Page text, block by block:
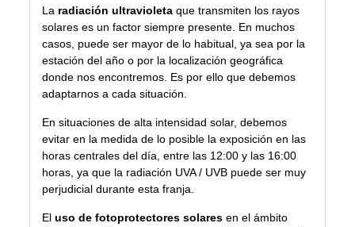
La radiación ultravioleta que transmiten los rayos
solares es un factor siempre presente. En muchos
casos, puede ser mayor de lo habitual, ya sea por la
estación del año o por la localización geográfica
donde nos encontremos. Es por ello que debemos
adaptarnos a cada situación.
En situaciones de alta intensidad solar, debemos
evitar en la medida de lo posible la exposición en las
horas centrales del día, entre las 12:00 y las 16:00
horas, ya que la radiación UVA / UVB puede ser muy
perjudicial durante esta franja.
Eluso de fotoprotectores solares en el ámbito